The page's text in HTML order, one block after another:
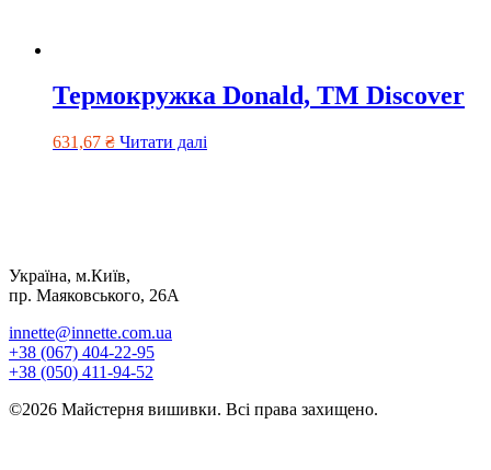
Термокружка Donald, ТМ Discover
631,67 ₴ Читати далі
Україна, м.Київ,
пр. Маяковського, 26А
innette@innette.com.ua
+38 (067) 404-22-95
+38 (050) 411-94-52
©2026 Майстерня вишивки. Всі права захищено.